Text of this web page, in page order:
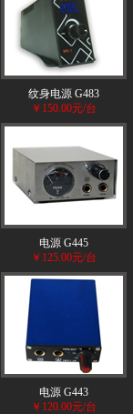
纹身电源 G483
￥150.00元/台
电源 G445
￥125.00元/台
电源 G443
￥120.00元/台